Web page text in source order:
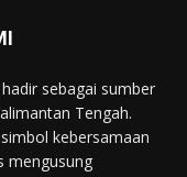
sebagai sumber
Tengah.
kebersamaan
mengusung